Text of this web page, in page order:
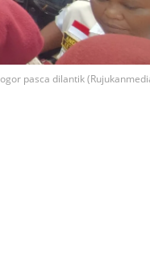
pasca dilantik